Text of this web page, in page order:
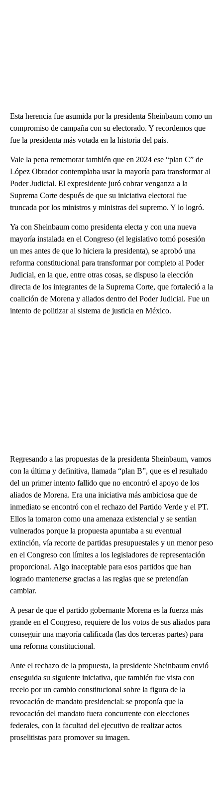
Esta herencia fue asumida por la presidenta Sheinbaum como un
compromiso de campaña con su electorado. Y recordemos que
fue la presidenta más votada en la historia del país.
Vale la pena rememorar también que en 2024 ese “plan C” de
López Obrador contemplaba usar la mayoría para transformar al
Poder Judicial. El expresidente juró cobrar venganza a la
Suprema Corte después de que su iniciativa electoral fue
truncada por los ministros y ministras del supremo. Y lo logró.
Ya con Sheinbaum como presidenta electa y con una nueva
mayoría instalada en el Congreso (el legislativo tomó posesión
un mes antes de que lo hiciera la presidenta), se aprobó una
reforma constitucional para transformar por completo al Poder
Judicial, en la que, entre otras cosas, se dispuso la elección
directa de los integrantes de la Suprema Corte, que fortaleció a la
coalición de Morena y aliados dentro del Poder Judicial. Fue un
intento de politizar al sistema de justicia en México.
Regresando a las propuestas de la presidenta Sheinbaum, vamos
con la última y definitiva, llamada “plan B”, que es el resultado
del un primer intento fallido que no encontró el apoyo de los
aliados de Morena. Era una iniciativa más ambiciosa que de
inmediato se encontró con el rechazo del Partido Verde y el PT.
Ellos la tomaron como una amenaza existencial y se sentían
vulnerados porque la propuesta apuntaba a su eventual
extinción, vía recorte de partidas presupuestales y un menor peso
en el Congreso con límites a los legisladores de representación
proporcional. Algo inaceptable para esos partidos que han
logrado mantenerse gracias a las reglas que se pretendían
cambiar.
A pesar de que el partido gobernante Morena es la fuerza más
grande en el Congreso, requiere de los votos de sus aliados para
conseguir una mayoría calificada (las dos terceras partes) para
una reforma constitucional.
Ante el rechazo de la propuesta, la presidente Sheinbaum envió
enseguida su siguiente iniciativa, que también fue vista con
recelo por un cambio constitucional sobre la figura de la
revocación de mandato presidencial: se proponía que la
revocación del mandato fuera concurrente con elecciones
federales, con la facultad del ejecutivo de realizar actos
proselitistas para promover su imagen.